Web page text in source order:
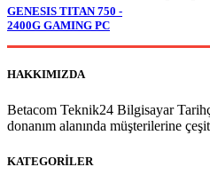
GENESIS TITAN 750 -
2400G GAMING PC
HAKKIMIZDA
Betacom Teknik24 Bilgisayar
donanım alanında müşterilerine
KATEGORİLER